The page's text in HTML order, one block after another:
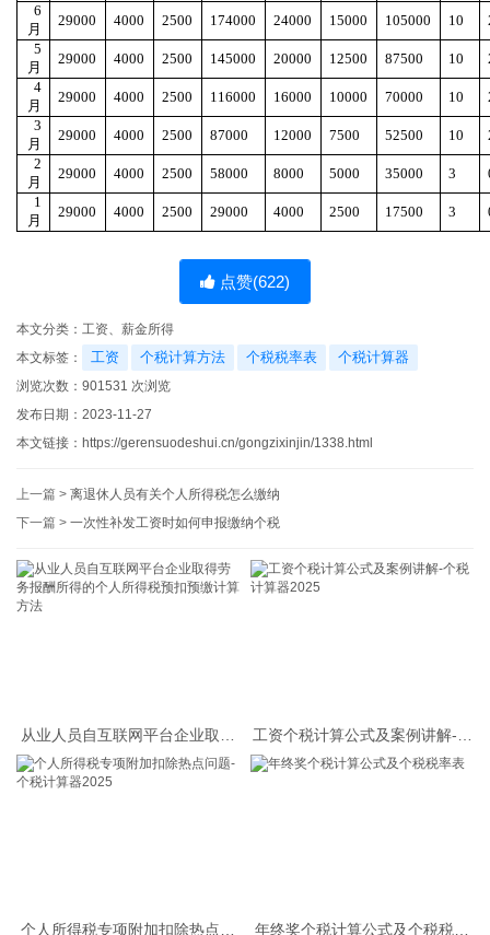
6
月
29000 4000 2500 174000 24000 15000 105000 10
5
月
29000 4000 2500 145000 20000 12500 87500 10
4
月
29000 4000 2500 116000 16000 10000 70000 10
3
月
29000 4000 2500 87000 12000 7500 52500 10
2
月
29000 4000 2500 58000 8000 5000 35000 3
1
月
29000 4000 2500 29000 4000 2500 17500 3
点赞(622)
本文分类： 工资、薪金所得
本文标签：
工资 个税计算方法 个税税率表 个税计算器
浏览次数： 901531 次浏览
发布日期：2023-11-27
本文链接： https://gerensuodeshui.cn/gongzixinjin/1338.html
上一篇 > 离退休人员有关个人所得税怎么缴纳
下一篇 > 一次性补发工资时如何申报缴纳个税
从业人员自互联网平台企业取得
劳务报酬所得的个人所得税预扣
预缴计算方法
工资个税计算公式及案例讲解-个
个人所得税专项附加扣除热点问 年终奖个税计算公式及个税税率